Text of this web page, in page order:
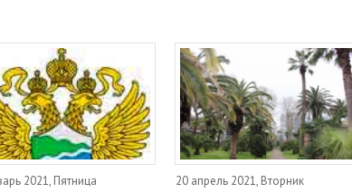
2021, Пятница 20 апрель 2021, Вторник